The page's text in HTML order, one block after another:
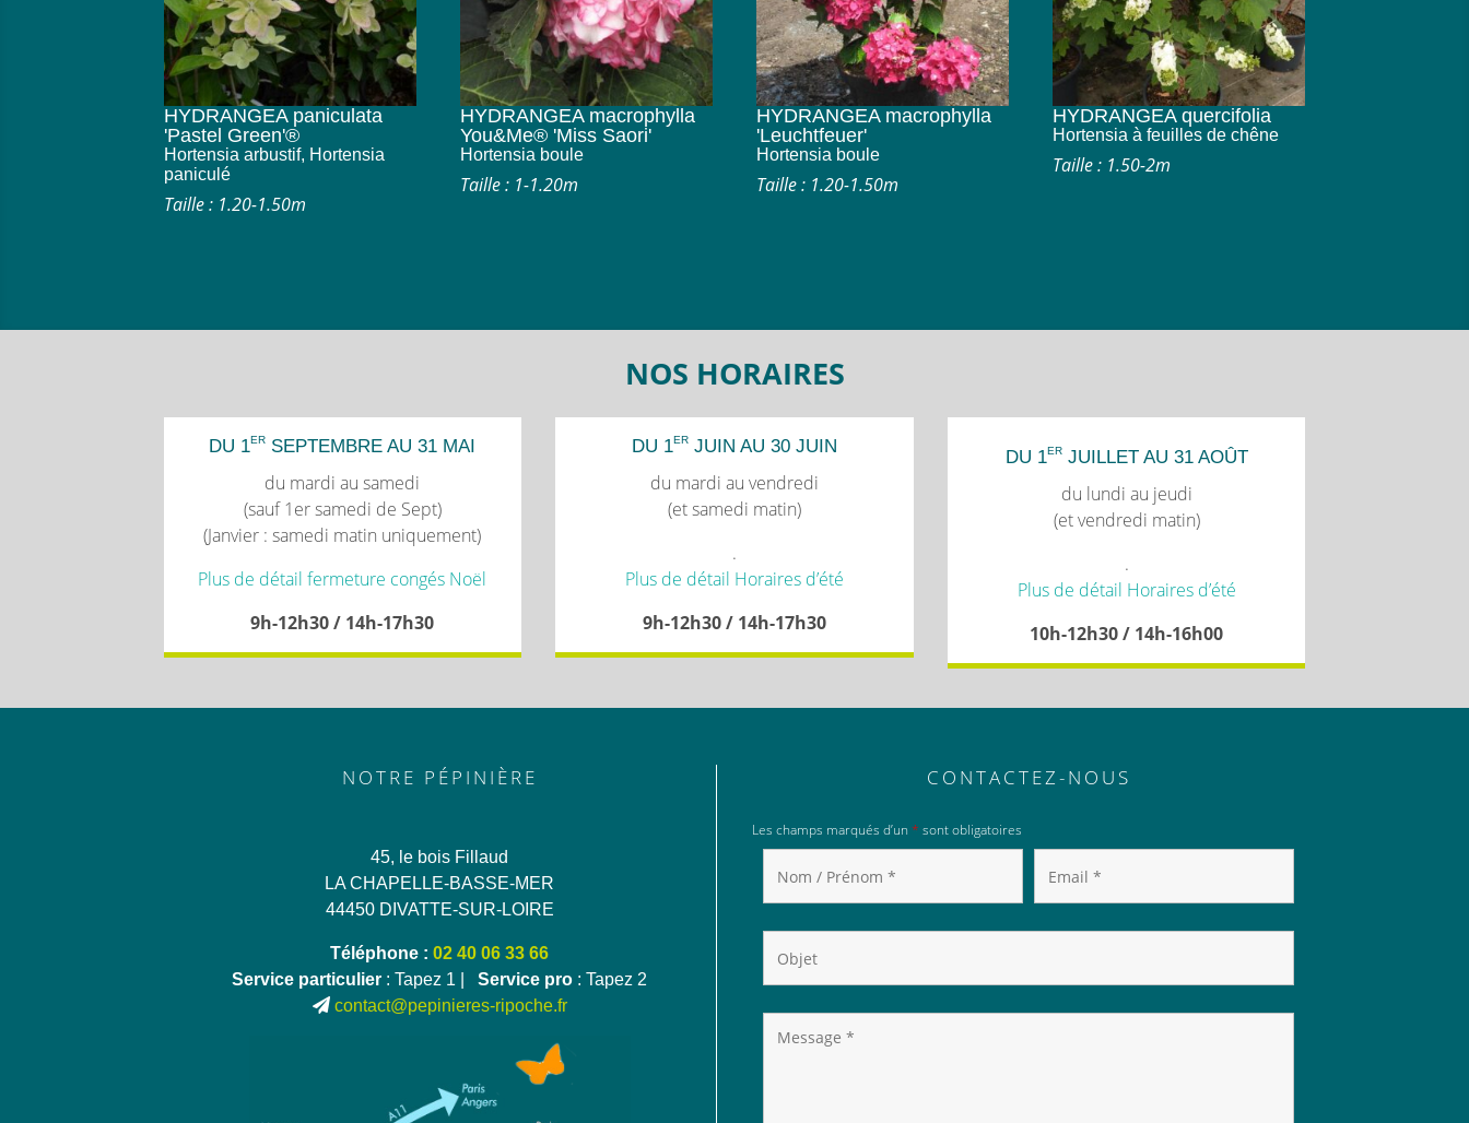
HYDRANGEA paniculata
'Pastel Green'®
Hortensia arbustif, Hortensia
paniculé
Taille : 1.20-1.50m
HYDRANGEA macrophylla
You&Me® 'Miss Saori'
Hortensia boule
Taille : 1-1.20m
HYDRANGEA macrophylla
'Leuchtfeuer'
Hortensia boule
Taille : 1.20-1.50m
HYDRANGEA quercifolia
Hortensia à feuilles de chêne
Taille : 1.50-2m
NOS HORAIRES
DU 1ER SEPTEMBRE AU 31 MAI
du mardi au samedi
(sauf 1er samedi de Sept)
(Janvier : samedi matin uniquement)
Plus de détail fermeture congés Noël
9h-12h30 / 14h-17h30
DU 1ERJUIN AU 30 JUIN
du mardi au vendredi
(et samedi matin)
.
Plus de détail Horaires d’été
9h-12h30 / 14h-17h30
DU 1ERJUILLET AU 31 AOÛT
du lundi au jeudi
(et vendredi matin)
.
Plus de détail Horaires d’été
10h-12h30 / 14h-16h00
NOTRE PÉPINIÈRE
45, le bois Fillaud
LA CHAPELLE-BASSE-MER
44450 DIVATTE-SUR-LOIRE
Téléphone :02 40 06 33 66
Service particulier : Tapez 1 | Service pro : Tapez 2
contact@pepinieres-ripoche.fr
CONTACTEZ-NOUS
Les champs marqués d’un * sont obligatoires